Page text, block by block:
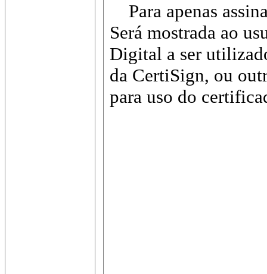
Para apenas
Será mostrada ao
Digital a ser
da CertiSign, ou
para uso do